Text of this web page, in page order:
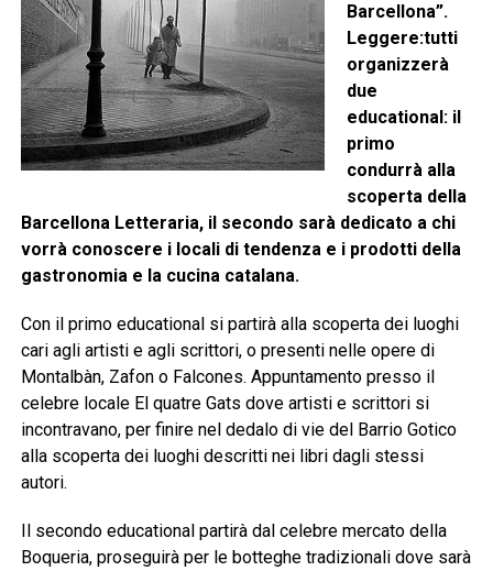
Barcellona”.
Leggere:tutti
organizzerà
due
educational: il
primo
condurrà alla
scoperta della
Barcellona Letteraria, il secondo sarà dedicato a chi
vorrà conoscere i locali di tendenza e i prodotti della
gastronomia e la cucina catalana.
Con il primo educational si partirà alla scoperta dei luoghi
cari agli artisti e agli scrittori, o presenti nelle opere di
Montalbàn, Zafon o Falcones. Appuntamento presso il
celebre locale El quatre Gats dove artisti e scrittori si
incontravano, per finire nel dedalo di vie del Barrio Gotico
alla scoperta dei luoghi descritti nei libri dagli stessi
autori.
Il secondo educational partirà dal celebre mercato della
Boqueria, proseguirà per le botteghe tradizionali dove sarà